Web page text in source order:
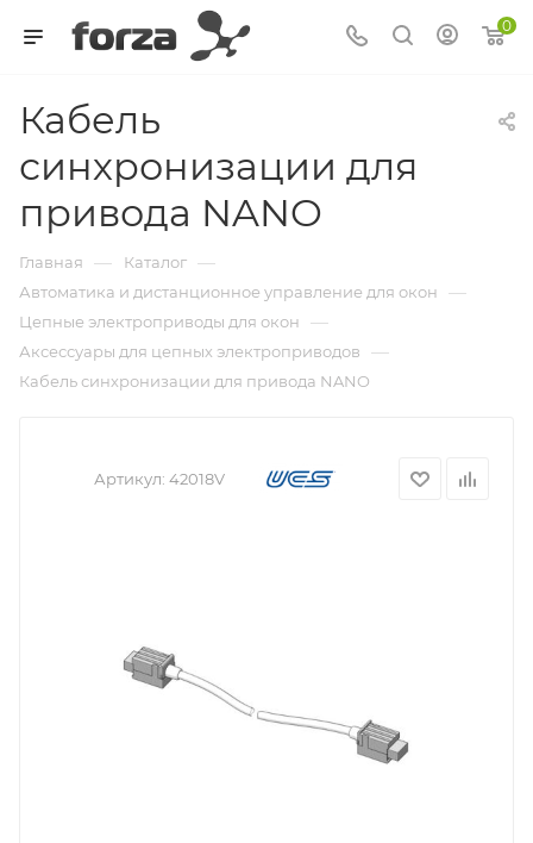
0
Кабель
синхронизации для
привода NANO
Главная — Каталог —
Автоматика и дистанционное управление для окон —
Цепные электроприводы для окон —
Аксессуары для цепных электроприводов —
Кабель синхронизации для привода NANO
Артикул: 42018V